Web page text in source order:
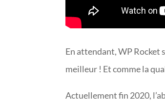
En attendant, WP Rocket
meilleur ! Et comme la
Actuellement fin 2020,